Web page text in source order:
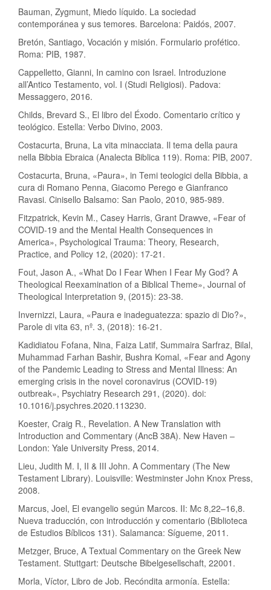
Bauman, Zygmunt, Miedo líquido. La sociedad
contemporánea y sus temores. Barcelona: Paidós, 2007.
Bretón, Santiago, Vocación y misión. Formulario profético.
Roma: PIB, 1987.
Cappelletto, Gianni, In camino con Israel. Introduzione
all’Antico Testamento, vol. I (Studi Religiosi). Padova:
Messaggero, 2016.
Childs, Brevard S., El libro del Éxodo. Comentario crítico y
teológico. Estella: Verbo Divino, 2003.
Costacurta, Bruna, La vita minacciata. Il tema della paura
nella Bibbia Ebraica (Analecta Biblica 119). Roma: PIB, 2007.
Costacurta, Bruna, «Paura», in Temi teologici della Bibbia, a
cura di Romano Penna, Giacomo Perego e Gianfranco
Ravasi. Cinisello Balsamo: San Paolo, 2010, 985-989.
Fitzpatrick, Kevin M., Casey Harris, Grant Drawve, «Fear of
COVID-19 and the Mental Health Consequences in
America», Psychological Trauma: Theory, Research,
Practice, and Policy 12, (2020): 17-21.
Fout, Jason A., «What Do I Fear When I Fear My God? A
Theological Reexamination of a Biblical Theme», Journal of
Theological Interpretation 9, (2015): 23-38.
Invernizzi, Laura, «Paura e inadeguatezza: spazio di Dio?»,
Parole di vita 63, nº. 3, (2018): 16-21.
Kadidiatou Fofana, Nina, Faiza Latif, Summaira Sarfraz, Bilal,
Muhammad Farhan Bashir, Bushra Komal, «Fear and Agony
of the Pandemic Leading to Stress and Mental Illness: An
emerging crisis in the novel coronavirus (COVID-19)
outbreak», Psychiatry Research 291, (2020). doi:
10.1016/j.psychres.2020.113230.
Koester, Craig R., Revelation. A New Translation with
Introduction and Commentary (AncB 38A). New Haven –
London: Yale University Press, 2014.
Lieu, Judith M. I, II & III John. A Commentary (The New
Testament Library). Louisville: Westminster John Knox Press,
2008.
Marcus, Joel, El evangelio según Marcos. II: Mc 8,22–16,8.
Nueva traducción, con introducción y comentario (Biblioteca
de Estudios Bíblicos 131). Salamanca: Sígueme, 2011.
Metzger, Bruce, A Textual Commentary on the Greek New
Testament. Stuttgart: Deutsche Bibelgesellschaft, 22001.
Morla, Víctor, Libro de Job. Recóndita armonía. Estella: